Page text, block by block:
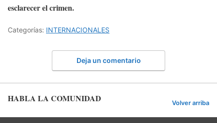
esclarecer el crimen.
Categorías: INTERNACIONALES
Deja un comentario
HABLA LA COMUNIDAD Volver arriba